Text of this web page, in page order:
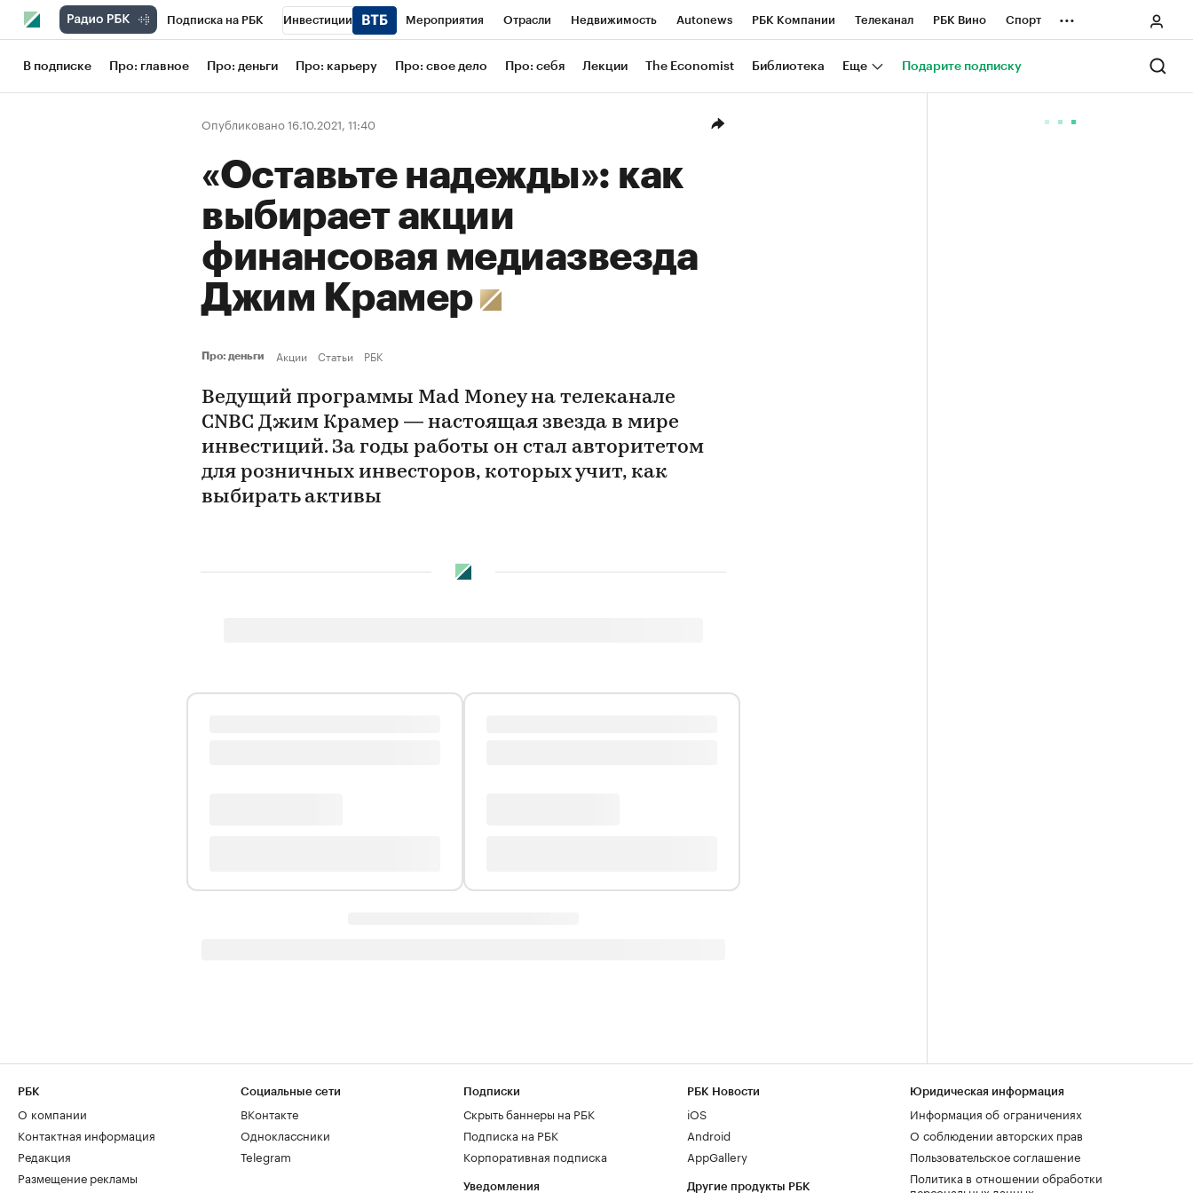
Подписка на РБК Инвестиции Мероприятия Отрасли Недвижимость Autonews РБК Компании Телеканал РБК Вино Спорт
Школа управления РБК РБК Образование РБК Life Тренды Визионеры Национальные проекты Город
Рынок наличной валюты
...
В подписке Про: главное Про: деньги Про: карьеру Про: свое дело Про: себя Лекции The Economist Библиотека Еще Подарите подписку
Опубликовано 16.10.2021, 11:40
«Оставьте надежды»: как
выбирает акции
финансовая медиазвезда
Джим Крамер
Про: деньги Акции Статьи РБК
Ведущий программы Mad Money на телеканале
CNBC Джим Крамер — настоящая звезда в мире
инвестиций. За годы работы он стал авторитетом
для розничных инвесторов, которых учит, как
выбирать активы
РБК
О компании
Контактная информация
Редакция
Размещение рекламы
Социальные сети
ВКонтакте
Одноклассники
Telegram
Подписки
Скрыть баннеры на РБК
Подписка на РБК
Корпоративная подписка
Уведомления
РБК Новости
iOS
Android
AppGallery
Другие продукты РБК
Юридическая информация
Информация об ограничениях
О соблюдении авторских прав
Пользовательское соглашение
Политика в отношении обработки